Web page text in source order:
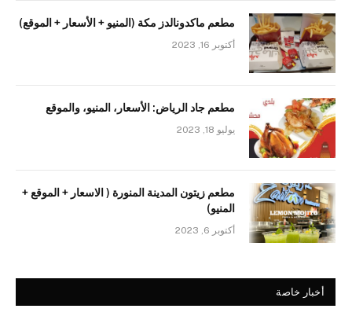
مطعم ماكدونالدز مكة (المنيو + الأسعار + الموقع)
أكتوبر 16, 2023
مطعم جاد الرياض: الأسعار، المنيو، والموقع
يوليو 18, 2023
مطعم زيتون المدينة المنورة ( الاسعار + الموقع +
المنيو)
أكتوبر 6, 2023
أخبار خاصة